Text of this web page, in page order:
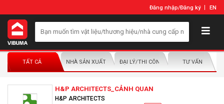
Đăng nhập/Đăng ký EN
TẤT CẢ NHÀ SẢN XUẤT/NHÀ PHÂN PHỐIĐẠI LÝ/THI CÔNG LẮP ĐẶTTƯ VẤN
H&P ARCHITECTS_CẢNH QUAN
H&P ARCHITECTS